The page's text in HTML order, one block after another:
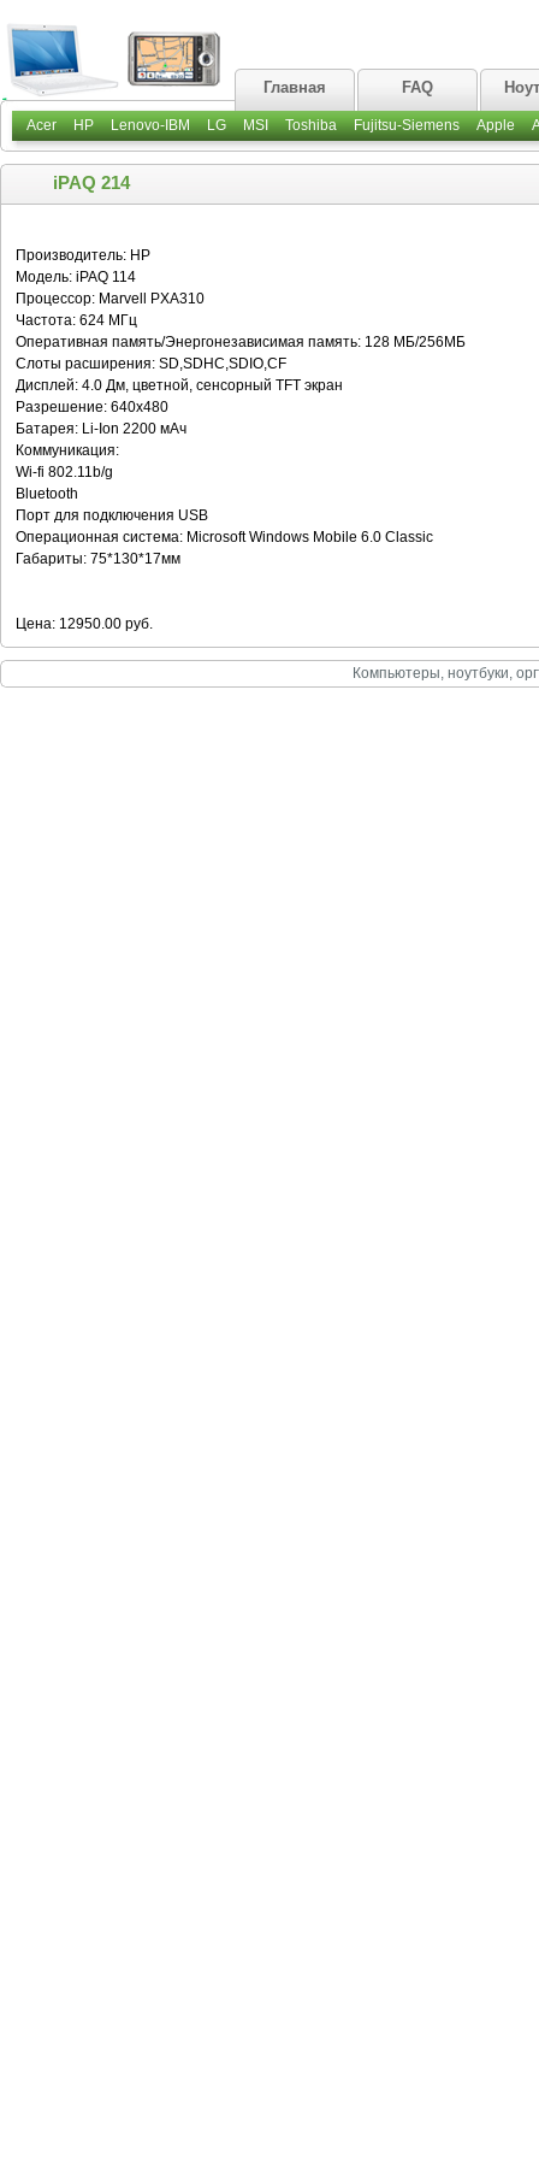
Главная FAQ
Acer HP Lenovo-IBM LG MSI Toshiba Fujitsu-Siemens Apple
iPAQ 214
Производитель: HP
Модель: iPAQ 114
Процессор: Marvell PXA310
Частота: 624 МГц
Оперативная память/Энергонезависимая память: 128 МБ/256МБ
Слоты расширения: SD,SDHC,SDIO,CF
Дисплей: 4.0 Дм, цветной, сенсорный TFT экран
Разрешение: 640x480
Батарея: Li-Ion 2200 мАч
Коммуникация:
Wi-fi 802.11b/g
Bluetooth
Порт для подключения USB
Операционная система: Microsoft Windows Mobile 6.0 Classic
Габариты: 75*130*17мм
Цена: 12950.00 руб.
Компьютеры, ноутбуки,